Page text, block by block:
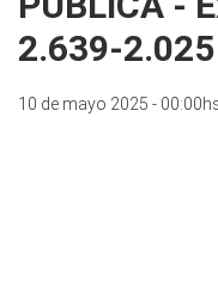
2.639-2.025
10 de mayo 2025 -